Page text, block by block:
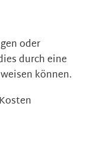
oder
durch eine
können.